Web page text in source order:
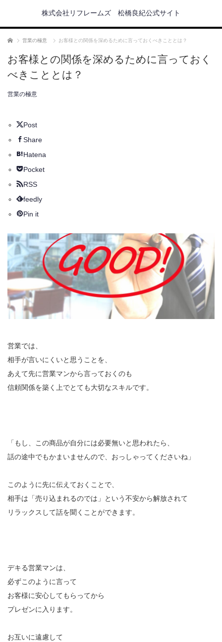
株式会社リフレームズ 松橋良紀公式サイト
ホーム 営業の極意 お客様との関係を深めるために言っておくべきこととは？
お客様との関係を深めるために言っておく
べきこととは？
営業の極意
Post
Share
Hatena
Pocket
RSS
feedly
Pin it
営業では、
相手が言いにくいと思うことを、
あえて先に営業マンから言っておくのも
信頼関係を築く上でとても大切なスキルです。
「もし、この商品が自分には必要無いと思われたら、
話の途中でもかまいませんので、おっしゃってくださいね」
このように先に伝えておくことで、
相手は「売り込まれるのでは」という不安から解放されて
リラックスして話を聞くことができます。
デキる営業マンは、
必ずこのように言って
お客様に安心してもらってから
プレゼンに入ります。
お互いに遠慮して